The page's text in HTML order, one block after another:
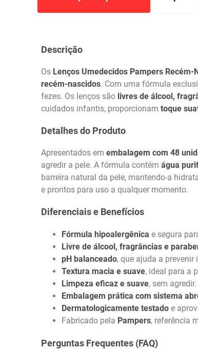
Descrição
Os Lenços Umedecidos Pampers Recém-
recém-nascidos. Com uma fórmula
fezes. Os lenços são livres de álcool,
cuidados infantis, proporcionam toque
Detalhes do Produto
Apresentados em embalagem com 48
agredir a pele. A fórmula contém água
barreira natural da pele, mantendo-a
e prontos para uso a qualquer momento.
Diferenciais e Benefícios
Fórmula hipoalergênica e segura
Livre de álcool, fragrâncias e
pH balanceado, que ajuda a prevenir
Textura macia e suave, ideal para a
Limpeza eficaz e suave, sem agredir.
Embalagem prática com sistema
Dermatologicamente testado e
Fabricado pela Pampers, referência
Perguntas Frequentes (FAQ)